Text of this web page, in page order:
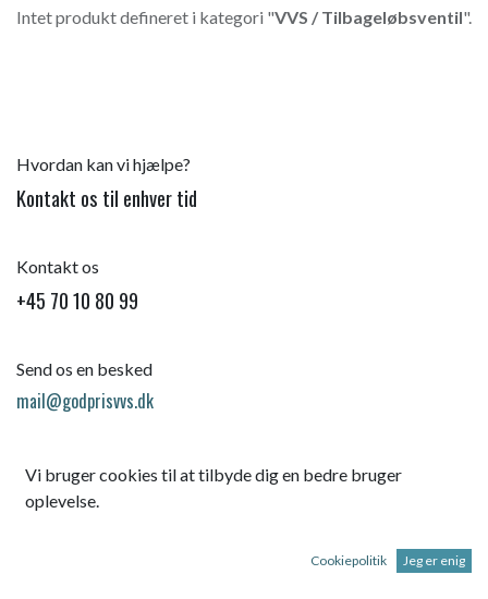
Intet produkt defineret i kategori "VVS / Tilbageløbsventil".
Hvordan kan vi hjælpe?
Kontakt os til enhver tid
Kontakt os
+45 70 10 80 99
Send os en besked
mail@godprisvvs.dk
Startside
Vi bruger cookies til at tilbyde dig en bedre bruger
oplevelse.
Cookiepolitik Jeg er enig